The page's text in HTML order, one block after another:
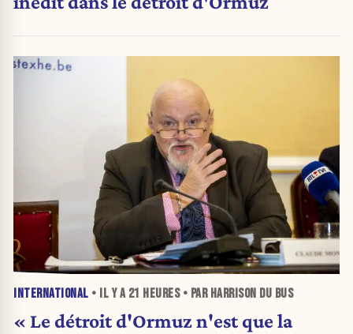
INTERNATIONAL • IL Y A 21 HEURES• PAR HARRISON DU BUS
« Le détroit d'Ormuz n'est que la